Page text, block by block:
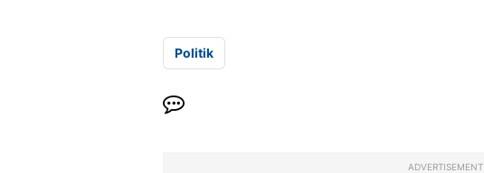
Politik
ADVERTISEMENT